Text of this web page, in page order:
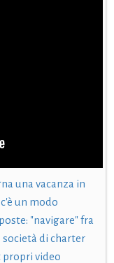
una vacanza in
un modo
"navigare" fra
società di charter
propri video